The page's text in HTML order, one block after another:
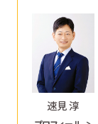
速見 淳